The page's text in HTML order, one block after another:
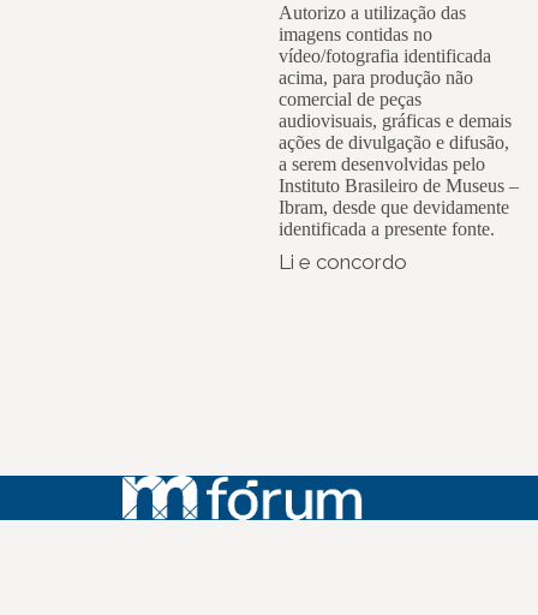
Autorizo a utilização das
imagens contidas no
vídeo/fotografia identificada
acima, para produção não
comercial de peças
audiovisuais, gráficas e demais
ações de divulgação e difusão,
a serem desenvolvidas pelo
Instituto Brasileiro de Museus –
Ibram, desde que devidamente
identificada a presente fonte.
Li e concordo